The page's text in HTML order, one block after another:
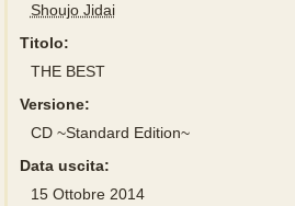
Shoujo Jidai
Titolo:
THE BEST
Versione:
CD ~Standard Edition~
Data uscita:
15 Ottobre 2014